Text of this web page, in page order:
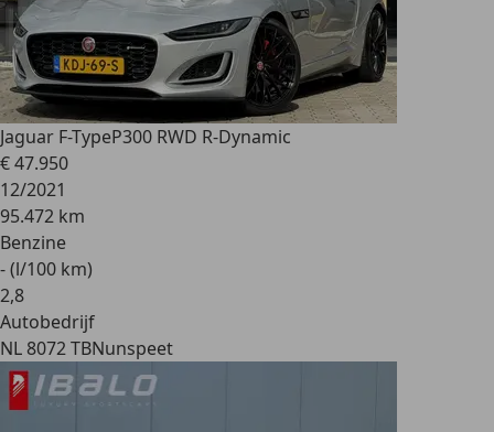
Jaguar F-TypeP300 RWD R-Dynamic
€ 47.950
12/2021
95.472 km
Benzine
- (l/100 km)
2,8
Autobedrijf
NL 8072 TBNunspeet